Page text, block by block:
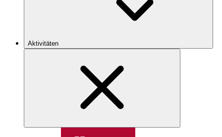
Aktivitäten